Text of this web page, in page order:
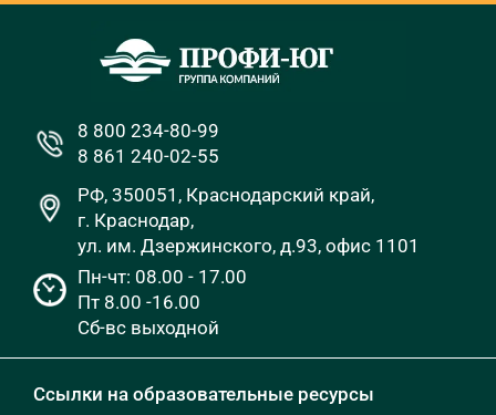
8 800 234-80-99
8 861 240-02-55
РФ, 350051, Краснодарский край,
г. Краснодар,
ул. им. Дзержинского, д.93, офис 1101
Пн-чт: 08.00 - 17.00
Пт 8.00 -16.00
Сб-вс выходной
Ссылки на образовательные ресурсы